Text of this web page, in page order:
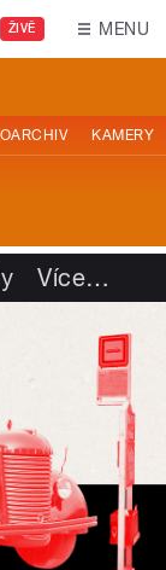
ŽIVĚ MENU
KAMERY
Více…